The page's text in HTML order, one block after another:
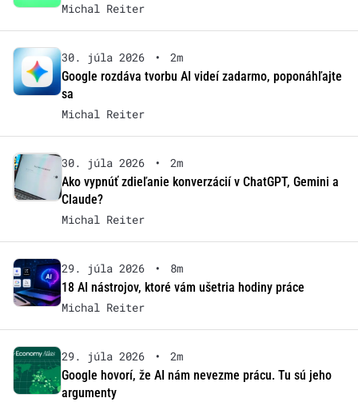
Michal Reiter
30. júla 2026 •
2m
Google rozdáva tvorbu AI videí zadarmo, poponáhľajte
sa
Michal Reiter
30. júla 2026 •
2m
Ako vypnúť zdieľanie konverzácií v ChatGPT, Gemini a
Claude?
Michal Reiter
29. júla 2026 •
8m
18 AI nástrojov, ktoré vám ušetria hodiny práce
Michal Reiter
29. júla 2026 •
2m
Google hovorí, že AI nám nevezme prácu. Tu sú jeho
argumenty